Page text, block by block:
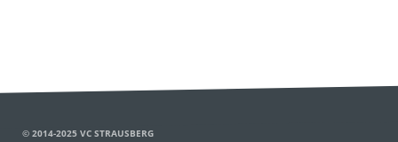
© 2014-2025 VC STRAUSBERG